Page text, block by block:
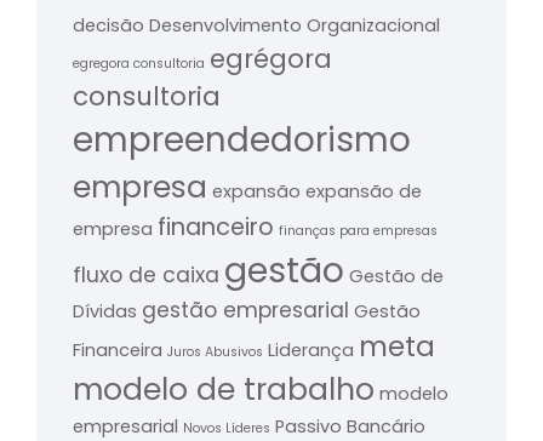
decisão Desenvolvimento Organizacional
egregora consultoria egrégora
consultoria
empreendedorismo
empresa expansão expansão de
empresa financeiro finanças para empresas
fluxo de caixa gestão Gestão de
Dívidas gestão empresarial Gestão
Financeira Juros Abusivos Liderança meta
modelo de trabalho modelo
empresarial Novos Líderes Passivo Bancário